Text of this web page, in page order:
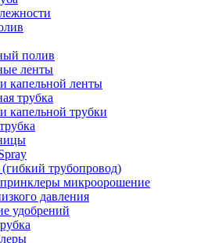
полив
ленты
капельной ленты
трубка
капельной трубки
трубопровод)
микроорошение
давления
удобрений